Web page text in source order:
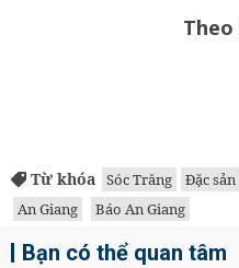
Theo
Từ khóa Sóc Trăng Đặc sản
An Giang
Báo An Giang
Bạn có thể quan tâm